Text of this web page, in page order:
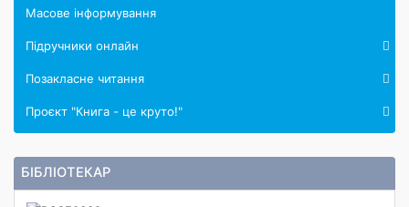
Масове інформування
Підручники онлайн
Позакласне читання
Проєкт "Книга - це круто!"
БІБЛІОТЕКАР